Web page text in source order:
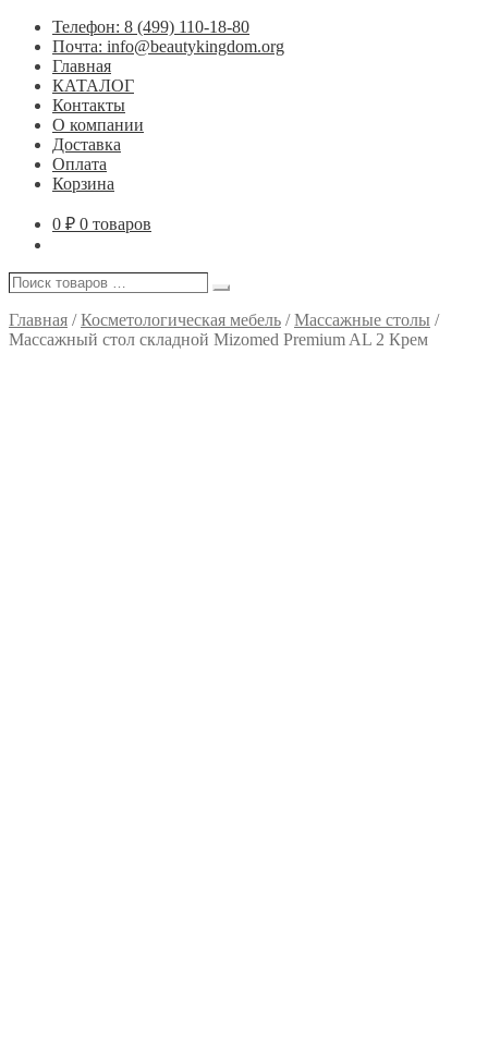
Телефон: 8 (499) 110-18-80
Почта: info@beautykingdom.org
Главная
КАТАЛОГ
Контакты
О компании
Доставка
Оплата
Корзина
0 ₽ 0 товаров
Поиск
…
Поиск
Главная /Косметологическая мебель /Массажные столы /
Массажный стол складной Mizomed Premium AL 2 Крем